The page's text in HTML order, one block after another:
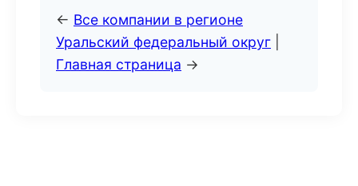
← Все компании в регионе
Уральский федеральный округ
Главная страница →